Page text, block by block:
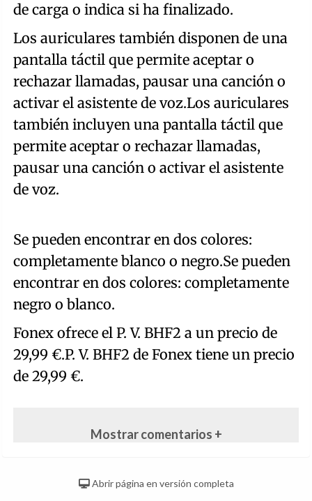
de carga o indica si ha finalizado.
Los auriculares también disponen de una
pantalla táctil que permite aceptar o
rechazar llamadas, pausar una canción o
activar el asistente de voz.Los auriculares
también incluyen una pantalla táctil que
permite aceptar o rechazar llamadas,
pausar una canción o activar el asistente
de voz.
Se pueden encontrar en dos colores:
completamente blanco o negro.Se pueden
encontrar en dos colores: completamente
negro o blanco.
Fonex ofrece el P. V. BHF2 a un precio de
29,99 €.P. V. BHF2 de Fonex tiene un precio
de 29,99 €.
Mostrar comentarios +
Abrir página en versión completa